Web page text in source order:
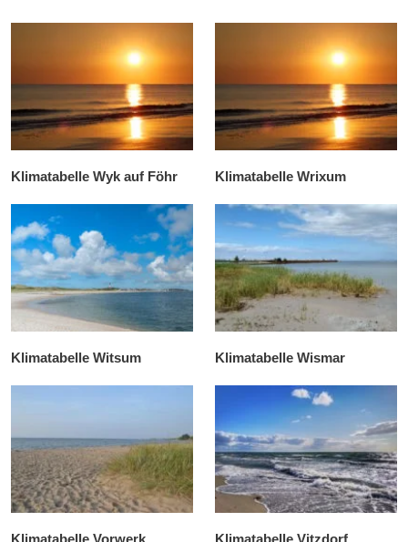
Klimatabelle Wyk auf Föhr Klimatabelle Wrixum
Klimatabelle Witsum Klimatabelle Wismar
Klimatabelle Vorwerk Klimatabelle Vitzdorf